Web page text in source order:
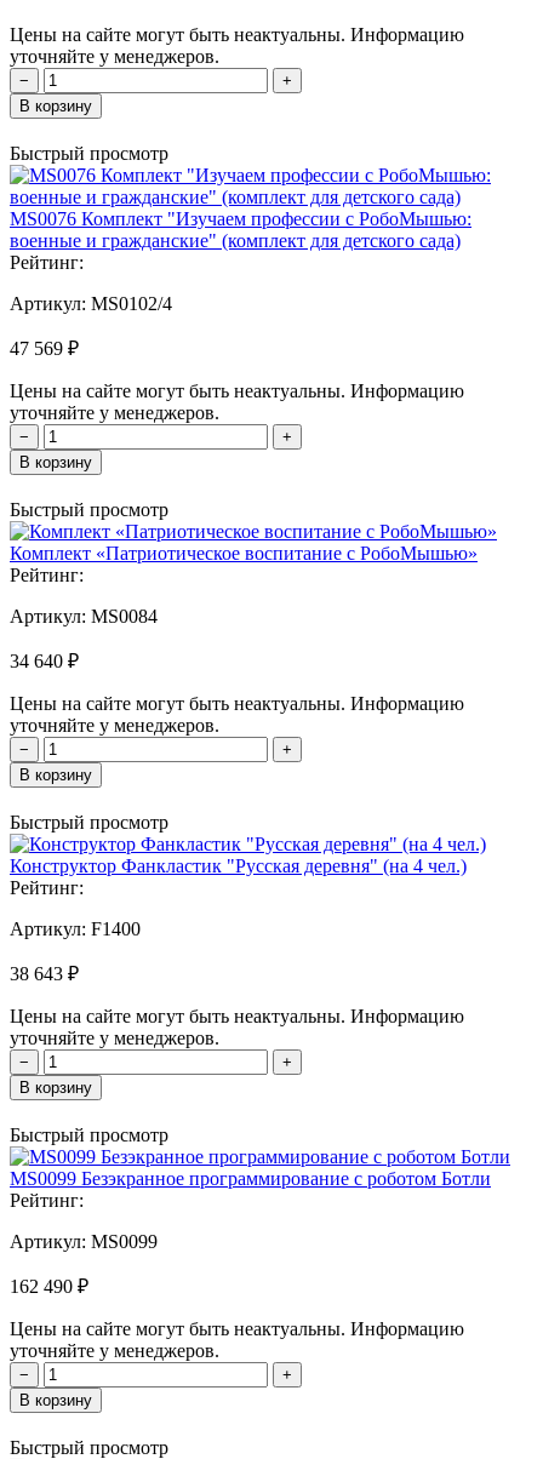
Цены на сайте могут быть неактуальны. Информацию
уточняйте у менеджеров.
−
+
В корзину
Быстрый просмотр
MS0076 Комплект "Изучаем профессии с РобоМышью:
военные и гражданские" (комплект для детского сада)
Рейтинг:
Артикул: MS0102/4
47 569 ₽
Цены на сайте могут быть неактуальны. Информацию
уточняйте у менеджеров.
−
+
В корзину
Быстрый просмотр
Комплект «Патриотическое воспитание с РобоМышью»
Рейтинг:
Артикул: MS0084
34 640 ₽
Цены на сайте могут быть неактуальны. Информацию
уточняйте у менеджеров.
−
+
В корзину
Быстрый просмотр
Конструктор Фанкластик "Русская деревня" (на 4 чел.)
Рейтинг:
Артикул: F1400
38 643 ₽
Цены на сайте могут быть неактуальны. Информацию
уточняйте у менеджеров.
−
+
В корзину
Быстрый просмотр
MS0099 Безэкранное программирование с роботом Ботли
Рейтинг:
Артикул: MS0099
162 490 ₽
Цены на сайте могут быть неактуальны. Информацию
уточняйте у менеджеров.
−
+
В корзину
Быстрый просмотр